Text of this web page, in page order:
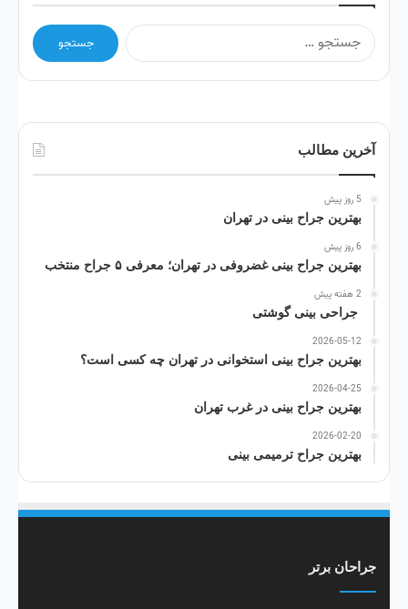
آخرین مطالب
5 روز پیش
بهترین جراح بینی در تهران
6 روز پیش
بهترین جراح بینی غضروفی در تهران؛ معرفی ۵ جراح منتخب
2 هفته پیش
جراحی بینی گوشتی
2026-05-12
بهترین جراح بینی استخوانی در تهران چه کسی است؟
2026-04-25
بهترین جراح بینی در غرب تهران
2026-02-20
بهترین جراح ترمیمی بینی
جراحان برتر